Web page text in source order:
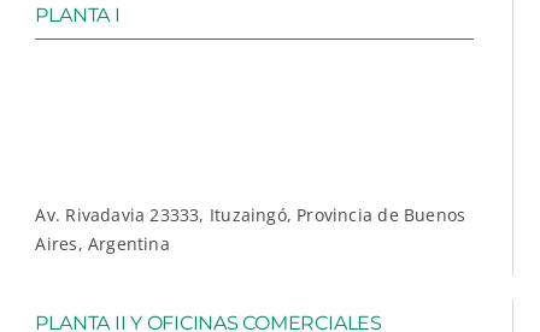
PLANTA I
Av. Rivadavia 23333, Ituzaingó, Provincia de Buenos
Aires, Argentina
PLANTA II Y OFICINAS COMERCIALES